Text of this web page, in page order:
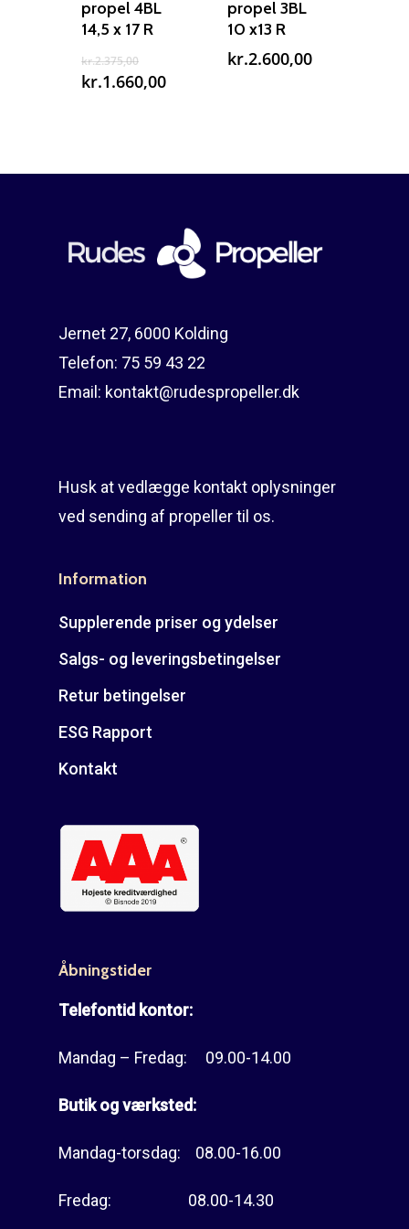
propel 4BL
14,5 x 17 R
kr.2.375,00Den
oprindelige
kr.1.660,00Den
propel 3BL
10 x13 R
kr.2.600,00
Jernet 27, 6000 Kolding
Telefon: 75 59 43 22
Email: kontakt@rudespropeller.dk
Husk at vedlægge kontakt oplysninger
ved sending af propeller til os.
Information
Supplerende priser og ydelser
Salgs- og leveringsbetingelser
Retur betingelser
ESG Rapport
Kontakt
Åbningstider
Telefontid kontor:
Mandag – Fredag: 09.00-14.00
Butik og værksted:
Mandag-torsdag: 08.00-16.00
Fredag: 08.00-14.30